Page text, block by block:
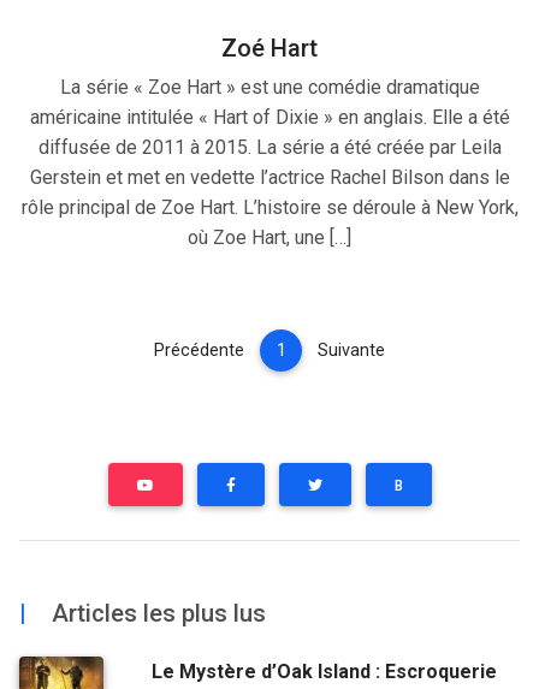
Zoé Hart
La série « Zoe Hart » est une comédie dramatique
américaine intitulée « Hart of Dixie » en anglais. Elle a été
diffusée de 2011 à 2015. La série a été créée par Leila
Gerstein et met en vedette l’actrice Rachel Bilson dans le
rôle principal de Zoe Hart. L’histoire se déroule à New York,
où Zoe Hart, une […]
Précédente 1 (current)
Suivante
B
| Articles les plus lus
Le Mystère d’Oak Island : Escroquerie